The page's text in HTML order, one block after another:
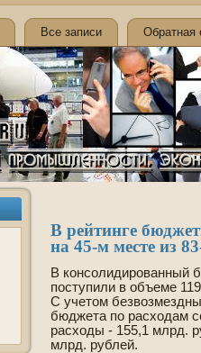
Все записи Обратная
В рейтинге
на 45-м месте из
В консолидированный
поступили в объеме
С учетом
бюджета по расходам
расходы - 155,1 млрд.
млрд. рублей.